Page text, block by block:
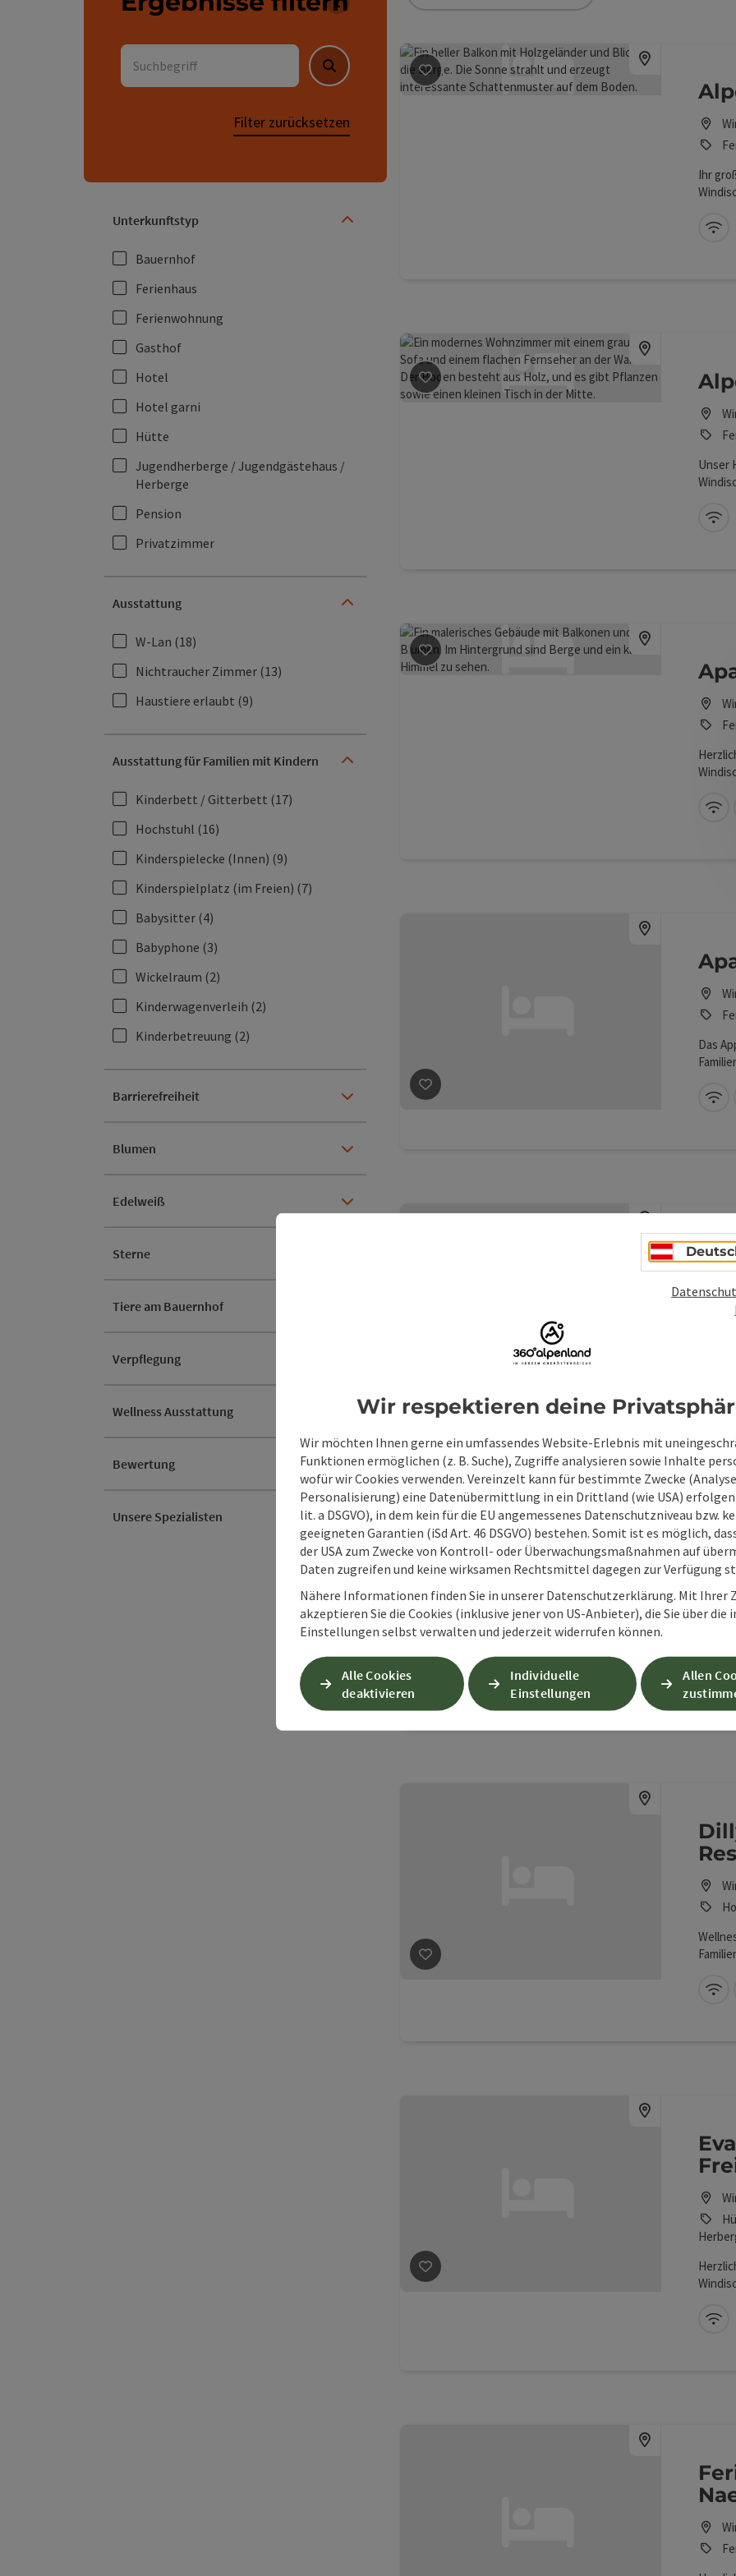
Suchbegriff
Suchen
Filter zurücksetzen
Unterkunftstyp
Bauernhof
Ferienhaus
Ferienwohnung
Gasthof
Hotel
Hotel garni
Hütte
Jugendherberge / Jugendgästehaus /
Herberge
Pension
Privatzimmer
Ausstattung
W-Lan (18)
Nichtraucher Zimmer (13)
Haustiere erlaubt (9)
Ausstattung für Familien mit Kindern
Kinderbett / Gitterbett (17)
Hochstuhl (16)
Kinderspielecke (Innen) (9)
Kinderspielplatz (im Freien) (7)
Babysitter (4)
Babyphone (3)
Wickelraum (2)
Kinderwagenverleih (2)
Kinderbetreuung (2)
Barrierefreiheit
Blumen
Edelweiß
Sterne
Tiere am Bauernhof
Verpflegung
Wellness Ausstattung
Bewertung
Unsere Spezialisten
Beitrag merken: Alpenblick Gösweiner
Ihr
Beitrag merken : Alpenliebe
Unser
Beitrag merken : Aparthotel Fürst
Beitrag merken
Das
Stock
direkt
auch
ein
und
Gratis-
Beitrag merken : Die Gartenpension
Beitrag merken : Dilly – Das Nationalpark Resort
Beitrag merken
Wir respektieren deine
Wir möchten Ihnen gerne ein umfassendes Website-Erlebnis mit
Funktionen ermöglichen (z. B. Suche), Zugriffe analysieren sowie Inhalte
wofür wir Cookies verwenden. Vereinzelt kann für bestimmte Zwecke
Personalisierung) eine Datenübermittlung in ein Drittland (wie USA) erfolgen
lit. a DSGVO), in dem kein für die EU angemessenes Datenschutzniveau bzw.
geeigneten Garantien (iSd Art. 46 DSGVO) bestehen. Somit ist es möglich,
der USA zum Zwecke von Kontroll- oder Überwachungsmaßnahmen auf
Daten zugreifen und keine wirksamen Rechtsmittel dagegen zur Verfügung
Nähere Informationen finden Sie in unserer Datenschutzerklärung. Mit Ihrer
akzeptieren Sie die Cookies (inklusive jener von US-Anbieter), die Sie über die
Einstellungen selbst verwalten und jederzeit widerrufen können.
Alle Cookies
deaktivieren
Individuelle
Einstellungen
Allen